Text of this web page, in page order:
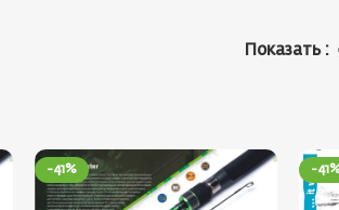
Показать
-41% -